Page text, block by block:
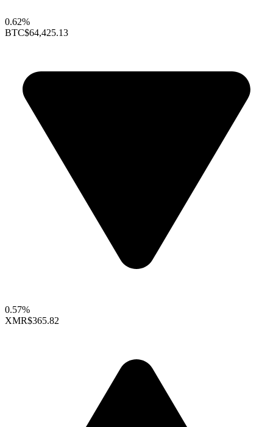
0.62%
BTC$64,425.13
0.57%
XMR$365.82